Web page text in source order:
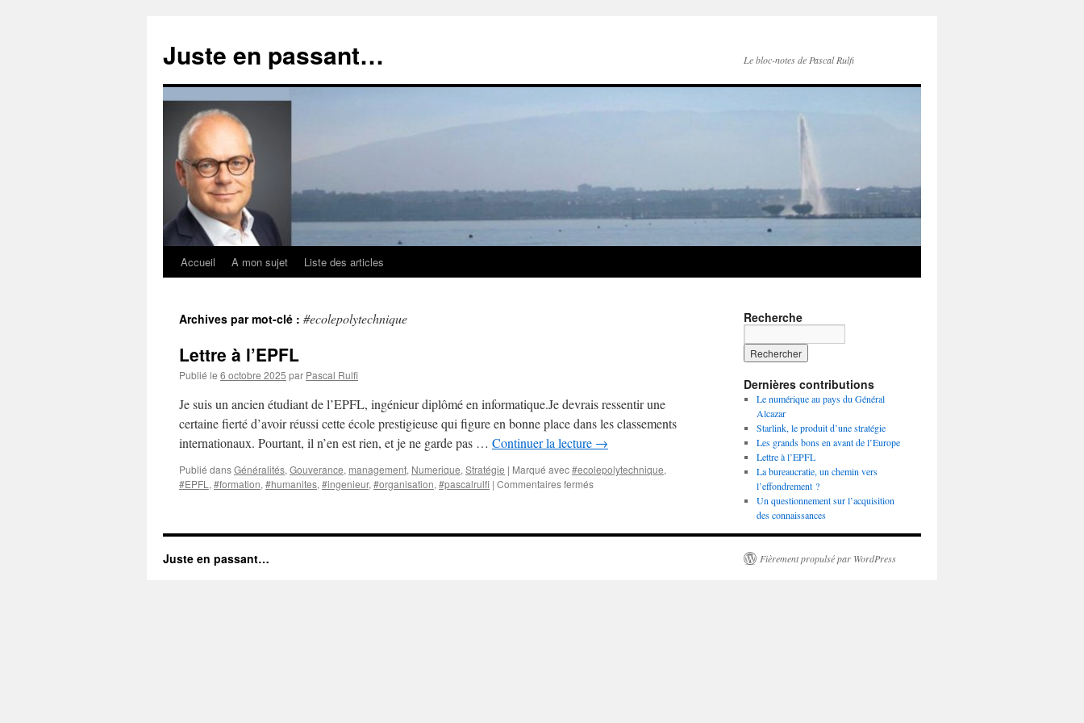
contenu
Juste en passant… Le bloc-notes de Pascal Rulfi
Accueil A mon sujet Liste des articles
Archives par mot-clé : #ecolepolytechnique
Lettre à l’EPFL
Publié le 6 octobre 2025 par Pascal Rulfi
Je suis un ancien étudiant de l’EPFL, ingénieur diplômé en informatique.Je devrais ressentir une
certaine fierté d’avoir réussi cette école prestigieuse qui figure en bonne place dans les classements
internationaux. Pourtant, il n’en est rien, et je ne garde pas … Continuer la lecture →
Publié dansGénéralités, Gouverance, management, Numerique, Stratégie | Marqué avec#ecolepolytechnique,
#EPFL , #formation, #humanites, #ingenieur, #organisation, #pascalrulfi | Commentaires ferméssur
Recherche
Dernières contributions
Le numérique au pays du Général
Alcazar
Starlink, le produit d’une stratégie
Les grands bons en avant de l’Europe
Lettre à l’EPFL
La bureaucratie, un chemin vers
l’effondrement ?
Un questionnement sur l’acquisition
des connaissances
Juste en passant… Fièrement propulsé par WordPress